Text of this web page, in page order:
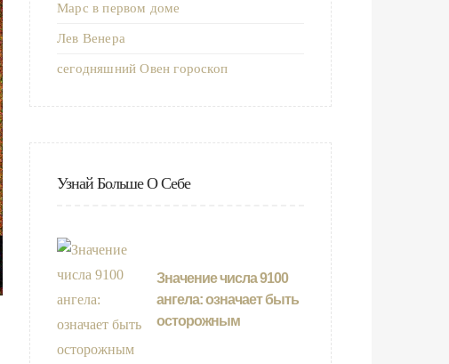
Марс в первом доме
Лев Венера
сегодняшний Овен гороскоп
Узнай Больше О Себе
Значение числа 9100
ангела: означает быть
осторожным